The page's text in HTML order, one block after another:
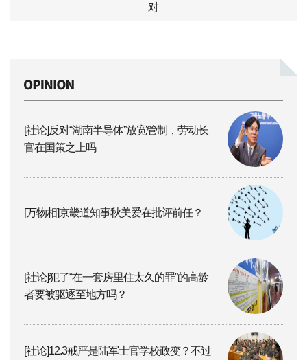
对
[社论]反对“湖南半导体”放宽管制，劳动长
官在国策之上吗
[万物相]京畿道知事秋美爱在批评前任？
[社论]犯了“在一套房里住太久的罪”的高龄
者要被驱逐至地方吗？
[社论]12.3戒严是陆军士官学校政变？不过